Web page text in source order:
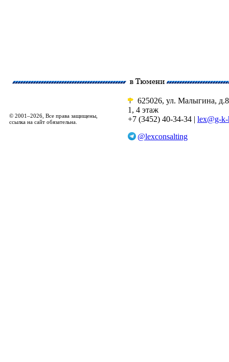
© 2001–2026, Все права защищены,
ссылка на сайт обязательна.
625026, ул. Малыгина,
1, 4 этаж
+7 (3452) 40-34-34 | lex@g-
@lexconsalting